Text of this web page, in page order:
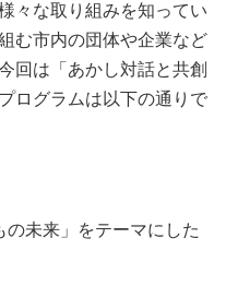
々な取り組みを知ってい
む市内の団体や企業など
回は「あかし対話と共創
ログラムは以下の通りで
未来」をテーマにした